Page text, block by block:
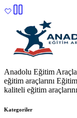
Anadolu Eğitim
eğitim araçlarını
kaliteli eğitim
Kategoriler